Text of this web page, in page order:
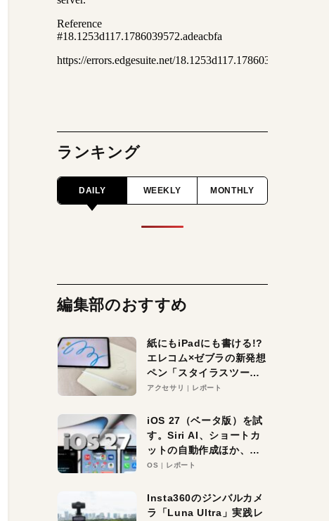
ランキング
DAILY WEEKLY MONTHLY
編集部のおすすめ
紙にもiPadにも書ける!?
エレコム×ゼブラの新発想
ペン「スタイラスツーウ
ェイ」レビュー。持ち替
アクセサリ レポート
iOS 27（ベータ版）を試
す。Siri AI、ショートカ
ットの自動作成ほか、期
待大の便利機能5選。
る未来はすぐそこ！
OS レポート
Insta360のジンバルカメ
ラ「Luna Ultra」実践レ